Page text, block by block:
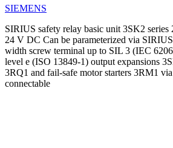
SIEMENS
SIRIUS safety relay basic unit 3SK2
24 V DC Can be parameterized via
width screw terminal up to SIL 3 (IEC
level e (ISO 13849-1) output expansions
3RQ1 and fail-safe motor starters 3RM1
connectable